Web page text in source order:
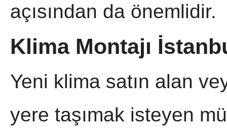
açısından da önemlidir.
Klima Montajı
Yeni klima satın alan
yere taşımak isteyen